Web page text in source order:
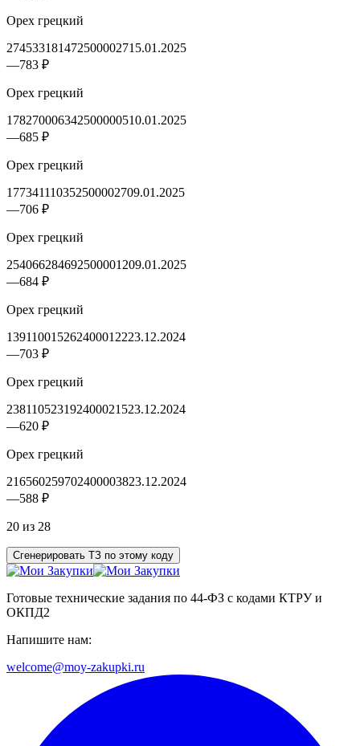
Орех грецкий
274533181472500002715.01.2025
—783 ₽
Орех грецкий
178270006342500000510.01.2025
—685 ₽
Орех грецкий
177341110352500002709.01.2025
—706 ₽
Орех грецкий
254066284692500001209.01.2025
—684 ₽
Орех грецкий
139110015262400012223.12.2024
—703 ₽
Орех грецкий
238110523192400021523.12.2024
—620 ₽
Орех грецкий
216560259702400003823.12.2024
—588 ₽
20 из 28
Сгенерировать ТЗ по этому коду
Готовые технические задания по 44-ФЗ с кодами КТРУ и
ОКПД2
Напишите нам:
welcome@moy-zakupki.ru